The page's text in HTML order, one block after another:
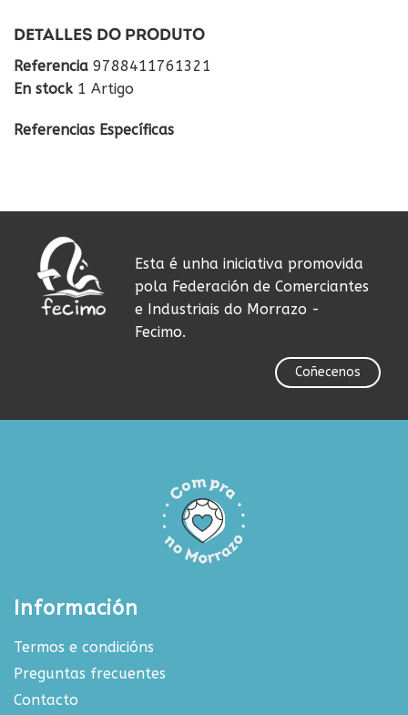
DETALLES DO PRODUTO
Referencia 9788411761321
En stock 1 Artigo
Referencias Específicas
Esta é unha iniciativa promovida
pola Federación de Comerciantes
e Industriais do Morrazo -
Fecimo.
Coñecenos
Información
Termos e condicións
Preguntas frecuentes
Contacto